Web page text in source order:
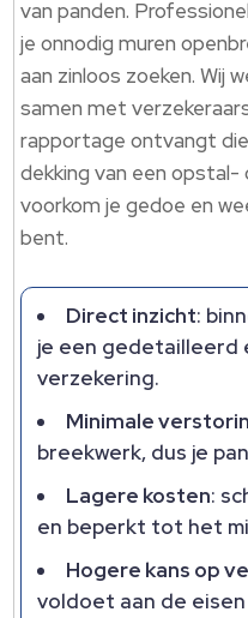
van panden.​
je onnodig muren
aan zinloos zoeken.​ Wij
samen met
rapportage ontvangt
dekking van een opstal-
voorkom je gedoe en
bent.​
Direct inzicht:
je een gedetailleerd
verzekering.​
Minimale
breekwerk, dus je
Lagere kosten:
en beperkt tot het
Hogere kans op
voldoet aan de eisen